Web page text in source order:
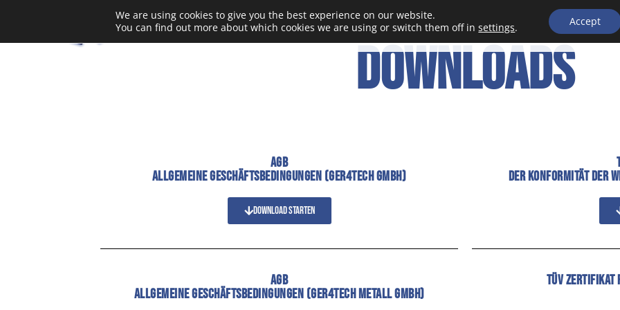
DOWNLOADS
AGB
ALLGEMEINE GESCHÄFTSBEDINGUNGEN (GER4TECH GMBH)
Download starten
DER KONFORMITÄT DER
AGB
ALLGEMEINE GESCHÄFTSBEDINGUNGEN (GER4TECH METALL GMBH)
TÜV ZERTIFIKAT
We are using cookies to give you the best experience on our website.
You can find out more about which cookies we are using or switch them off insettings. Accept